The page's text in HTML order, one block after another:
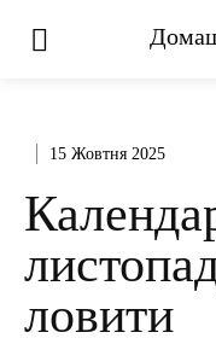
15 Жовтня 2025
ловити